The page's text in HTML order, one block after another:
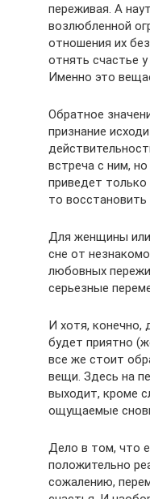
переживая. А
возлюбленной
отношения их
отнять счастье
Именно это
Обратное
признание
встреча с ним,
приведет только
то
Для женщины
сне от
любовных
серьезные
И хотя,
будет приятно
все же стоит
вещи. Здесь на
выходит, кроме
ощущаемые
Дело в том, что
положительно
сожалению,